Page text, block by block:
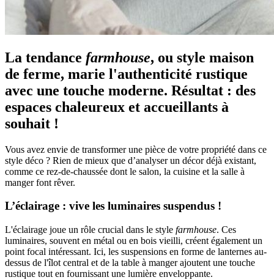
La tendance farmhouse, ou style maison
de ferme, marie l'authenticité rustique
avec une touche moderne. Résultat : des
espaces chaleureux et accueillants à
souhait !
Vous avez envie de transformer une pièce de votre propriété dans ce
style déco ? Rien de mieux que d’analyser un décor déjà existant,
comme ce rez-de-chaussée dont le salon, la cuisine et la salle à
manger font rêver.
L’éclairage : vive les luminaires suspendus !
L'éclairage joue un rôle crucial dans le style farmhouse. Ces
luminaires, souvent en métal ou en bois vieilli, créent également un
point focal intéressant. Ici, les suspensions en forme de lanternes au-
dessus de l'îlot central et de la table à manger ajoutent une touche
rustique tout en fournissant une lumière enveloppante.